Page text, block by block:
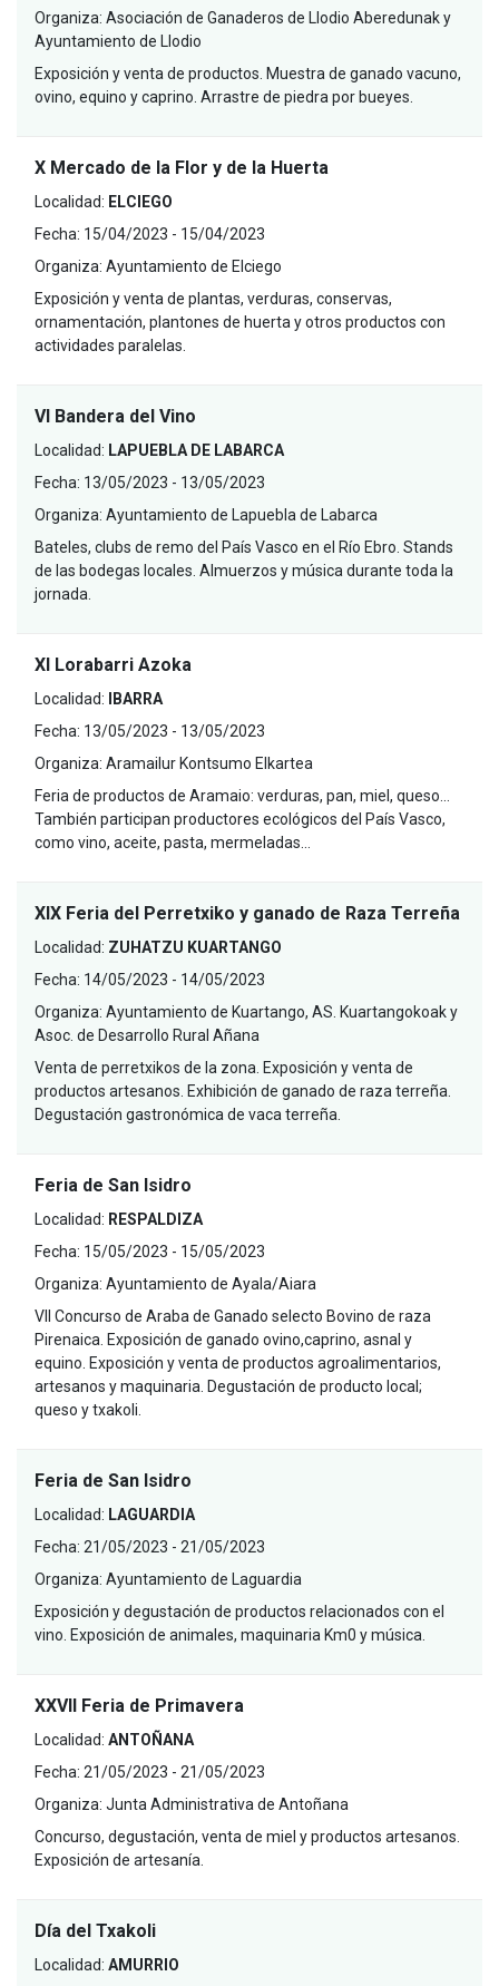
Organiza: Asociación de Ganaderos de Llodio Aberedunak y
Ayuntamiento de Llodio
Exposición y venta de productos. Muestra de ganado vacuno,
ovino, equino y caprino. Arrastre de piedra por bueyes.
X Mercado de la Flor y de la Huerta
Localidad: ELCIEGO
Fecha: 15/04/2023 - 15/04/2023
Organiza: Ayuntamiento de Elciego
Exposición y venta de plantas, verduras, conservas,
ornamentación, plantones de huerta y otros productos con
actividades paralelas.
VI Bandera del Vino
Localidad: LAPUEBLA DE LABARCA
Fecha: 13/05/2023 - 13/05/2023
Organiza: Ayuntamiento de Lapuebla de Labarca
Bateles, clubs de remo del País Vasco en el Río Ebro. Stands
de las bodegas locales. Almuerzos y música durante toda la
jornada.
XI Lorabarri Azoka
Localidad: IBARRA
Fecha: 13/05/2023 - 13/05/2023
Organiza: Aramailur Kontsumo Elkartea
Feria de productos de Aramaio: verduras, pan, miel, queso...
También participan productores ecológicos del País Vasco,
como vino, aceite, pasta, mermeladas…
XIX Feria del Perretxiko y ganado de Raza Terreña
Localidad: ZUHATZU KUARTANGO
Fecha: 14/05/2023 - 14/05/2023
Organiza: Ayuntamiento de Kuartango, AS. Kuartangokoak y
Asoc. de Desarrollo Rural Añana
Venta de perretxikos de la zona. Exposición y venta de
productos artesanos. Exhibición de ganado de raza terreña.
Degustación gastronómica de vaca terreña.
Feria de San Isidro
Localidad: RESPALDIZA
Fecha: 15/05/2023 - 15/05/2023
Organiza: Ayuntamiento de Ayala/Aiara
VII Concurso de Araba de Ganado selecto Bovino de raza
Pirenaica. Exposición de ganado ovino,caprino, asnal y
equino. Exposición y venta de productos agroalimentarios,
artesanos y maquinaria. Degustación de producto local;
queso y txakoli.
Feria de San Isidro
Localidad: LAGUARDIA
Fecha: 21/05/2023 - 21/05/2023
Organiza: Ayuntamiento de Laguardia
Exposición y degustación de productos relacionados con el
vino. Exposición de animales, maquinaria Km0 y música.
XXVII Feria de Primavera
Localidad: ANTOÑANA
Fecha: 21/05/2023 - 21/05/2023
Organiza: Junta Administrativa de Antoñana
Concurso, degustación, venta de miel y productos artesanos.
Exposición de artesanía.
Día del Txakoli
Localidad: AMURRIO